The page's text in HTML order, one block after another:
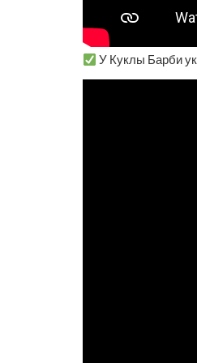
У Куклы Барби